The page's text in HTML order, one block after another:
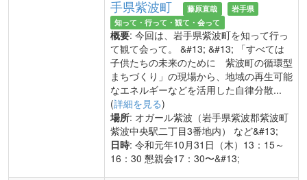
手県紫波町
藤原直哉
岩手県
知って・行って・観て・会って
概要: 今回は、岩手県紫波町を知って行っ
て観て会って。 &#13; &#13; 「すべては
子供たちの未来のために 紫波町の循環型
まちづくり」の現場から、地域の再生可能
なエネルギーなどを活用した自律分散...
(詳細を見る)
場所: オガール紫波（岩手県紫波郡紫波町
紫波中央駅二丁目3番地内） など&#13;
日時: 令和元年10月31日（木）13：15～
16：30 懇親会17：30〜&#13;